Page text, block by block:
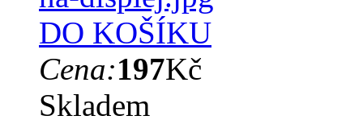
DO KOŠÍKU
Cena:197Kč
Skladem